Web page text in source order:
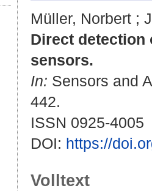
Müller, Norbert ;
Direct detection
sensors.
In: Sensors and
442.
ISSN 0925-4005
DOI: https://
Volltext